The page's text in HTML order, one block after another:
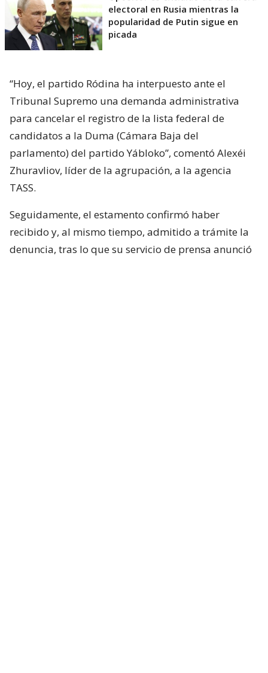
electoral en Rusia mientras la
popularidad de Putin sigue en
picada
“Hoy, el partido Ródina ha interpuesto ante el
Tribunal Supremo una demanda administrativa
para cancelar el registro de la lista federal de
candidatos a la Duma (Cámara Baja del
parlamento) del partido Yábloko”, comentó Alexéi
Zhuravliov, líder de la agrupación, a la agencia
TASS.
Seguidamente, el estamento confirmó haber
recibido y, al mismo tiempo, admitido a trámite la
denuncia, tras lo que su servicio de prensa anunció